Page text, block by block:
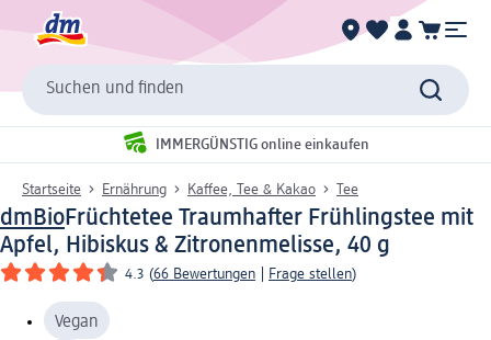
Suchen und finden
IMMERGÜNSTIG online einkaufen
Startseite Ernährung Kaffee, Tee & Kakao Tee
dmBioFrüchtetee Traumhafter Frühlingstee mit
Apfel, Hibiskus & Zitronenmelisse, 40 g
4.3 (66 Bewertungen Frage stellen)
Vegan